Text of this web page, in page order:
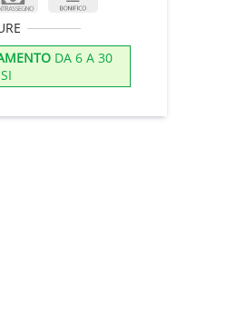
DA 6 A 30